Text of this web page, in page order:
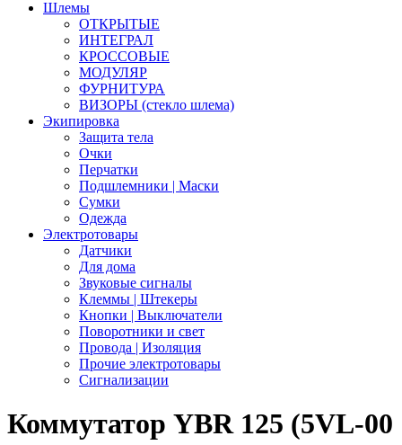
Шлемы
ОТКРЫТЫЕ
ИНТЕГРАЛ
КРОССОВЫЕ
МОДУЛЯР
ФУРНИТУРА
ВИЗОРЫ (стекло шлема)
Экипировка
Защита тела
Очки
Перчатки
Подшлемники | Маски
Сумки
Одежда
Электротовары
Датчики
Для дома
Звуковые сигналы
Клеммы | Штекеры
Кнопки | Выключатели
Поворотники и свет
Провода | Изоляция
Прочие электротовары
Сигнализации
Коммутатор YBR 125 (5VL-00